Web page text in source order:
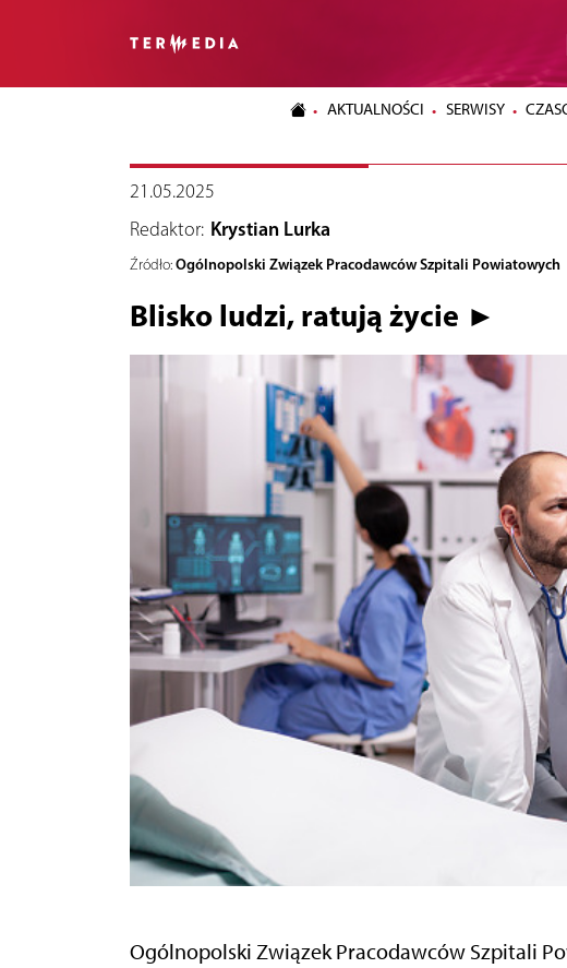
AKTUALNOŚCI SERWISY
21.05.2025
Redaktor: Krystian Lurka
Źródło: Ogólnopolski Związek Pracodawców Szpitali Powiatowych
Blisko ludzi, ratują życie ►
Ogólnopolski Związek Pracodawców Szpitali